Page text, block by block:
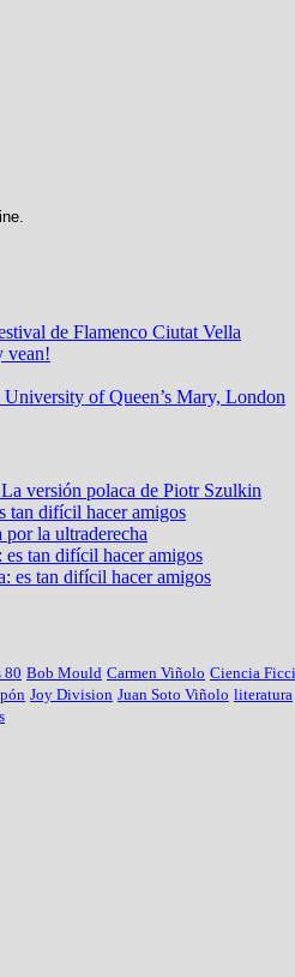
de Flamenco Ciutat Vella
vean!
of Queen’s Mary, London
versión polaca de Piotr Szulkin
tan difícil hacer amigos
por la ultraderecha
es tan difícil hacer amigos
es tan difícil hacer amigos
80 Bob Mould Carmen Viñolo Ciencia
Joy Division Juan Soto Viñolo literatura